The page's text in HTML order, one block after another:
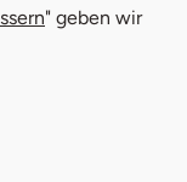
" geben wir